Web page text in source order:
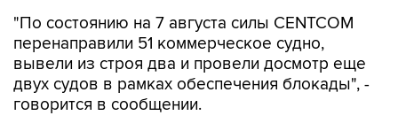
"По состоянию на 7 августа силы CENTCOM
перенаправили 51 коммерческое судно,
вывели из строя два и провели досмотр еще
двух судов в рамках обеспечения блокады", -
говорится в сообщении.